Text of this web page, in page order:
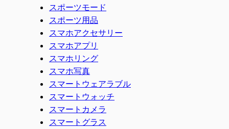
スポーツモード
スポーツ用品
スマホアクセサリー
スマホアプリ
スマホリング
スマホ写真
スマートウェアラブル
スマートウォッチ
スマートカメラ
スマートグラス